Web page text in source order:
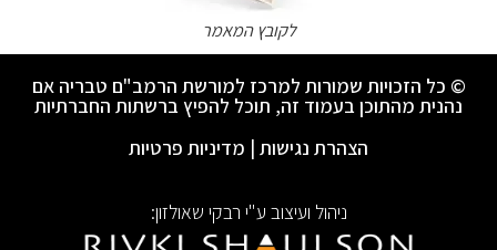
לקובץ המאמר
© כל הזכויות שמורות למרכז למורשת הרמב"ם טבריה אם
נהנית מהתוכן בעמוד זה, תוכל להפיץ ברשתות החברתיות
הצהרת נגישות | מדיניות פרטיות
ניהול ועיצוב ע"י רבקי שאולזון: